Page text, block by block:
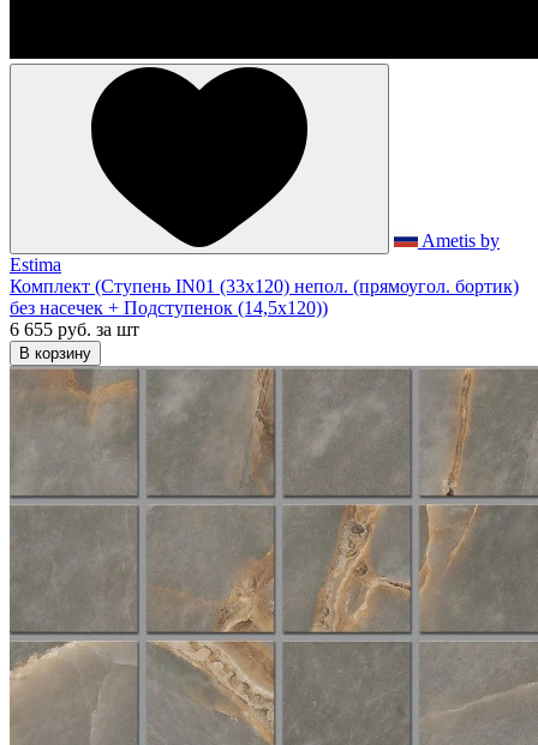
Ametis by
Estima
Комплект (Ступень IN01 (33x120) непол. (прямоугол. бортик)
без насечек + Подступенок (14,5x120))
6 655 руб. за шт
В корзину